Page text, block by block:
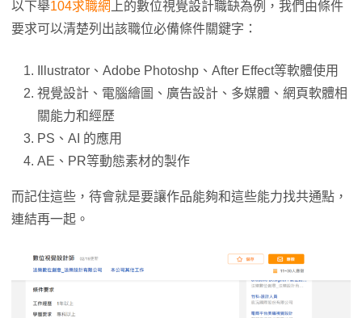
以下舉104求職網上的數位視覺設計職缺為例，我們由條件
要求可以清楚列出該職位必備條件關鍵字：
Illustrator、Adobe Photoshp、After Effect等軟體使用
視覺設計、電腦繪圖、廣告設計、多媒體、網頁軟體相
關能力和經歷
PS、AI 的應用
AE、PR等動態素材的製作
而記住這些，待會就是要讓作品能夠和這些能力找共通點，
連結再一起。